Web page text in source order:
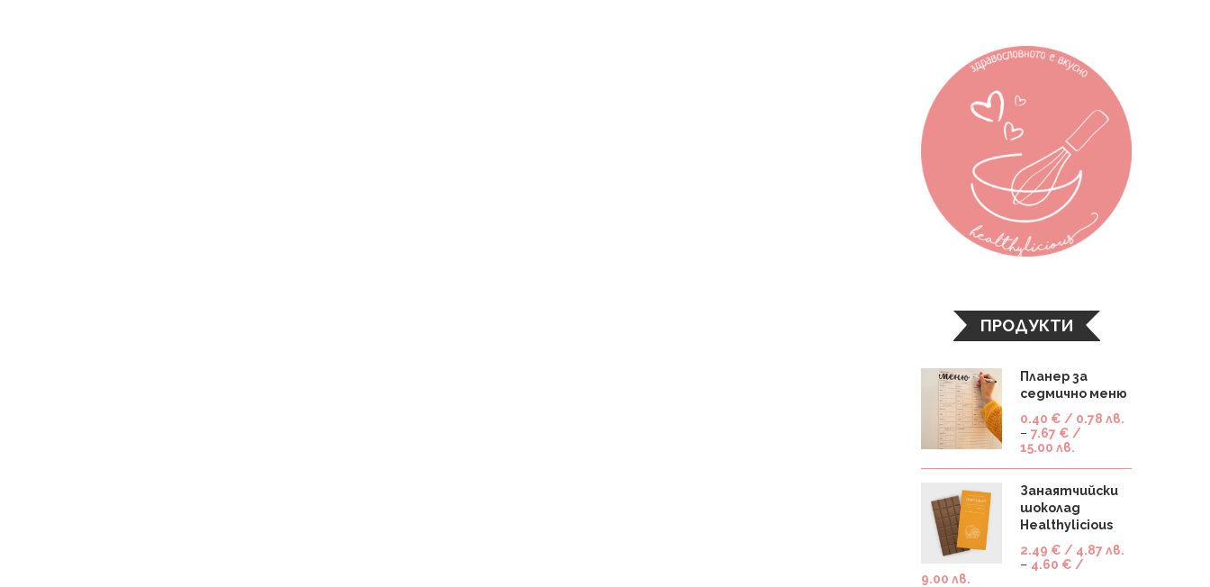
ПРОДУКТИ
Планер за
седмично меню
0.40 € / 0.78 лв.
– 7.67 € /
15.00 лв.
Занаятчийски
шоколад
Healthylicious
2.49 € / 4.87 лв.
– 4.60 € /
9.00 лв.